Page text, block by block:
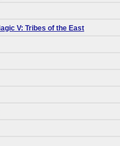
V: Tribes of the East